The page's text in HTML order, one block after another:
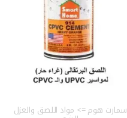
سمارت هوم => مواد اللصق والعزل